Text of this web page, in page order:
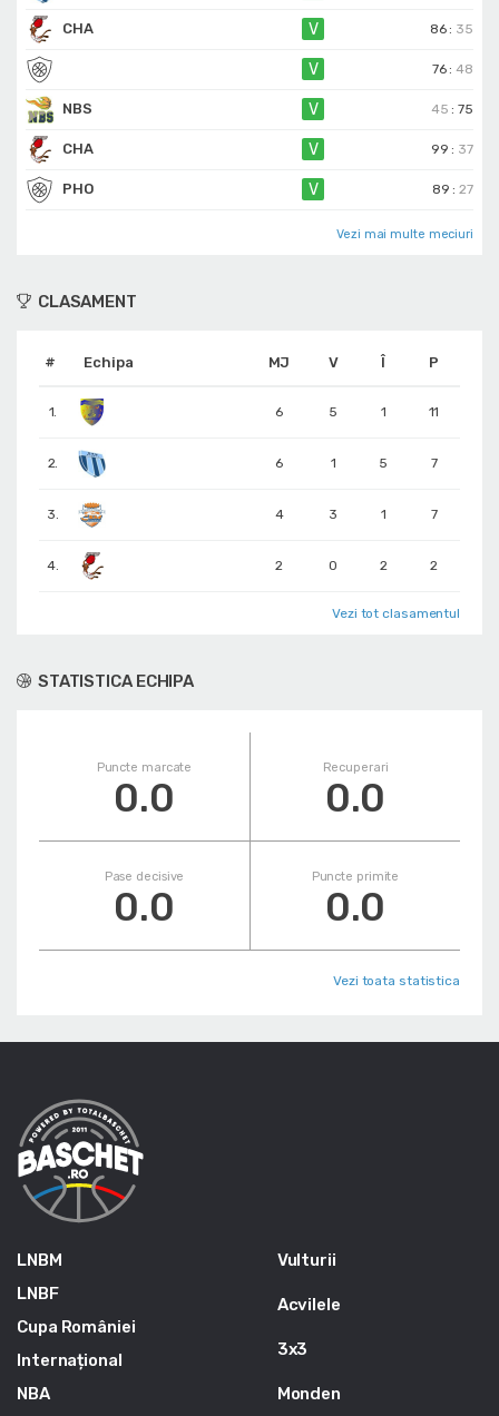
CHA V 86 : 35
V 76 :48
NBS V 45 :75
CHA V 99 : 37
PHO V 89 :27
Vezi mai multe meciuri
CLASAMENT
# Echipa MJ V Î P
1. 6 5 1 11
2. 6 1 5 7
3. 4 3 1 7
4. 2 0 2 2
Vezi tot clasamentul
STATISTICA ECHIPA
Puncte marcate
0.0
Recuperari
0.0
Pase decisive
0.0
Puncte primite
0.0
Vezi toata statistica
LNBM
LNBF
Cupa României
Internațional
NBA
Vulturii
Acvilele
3x3
Monden